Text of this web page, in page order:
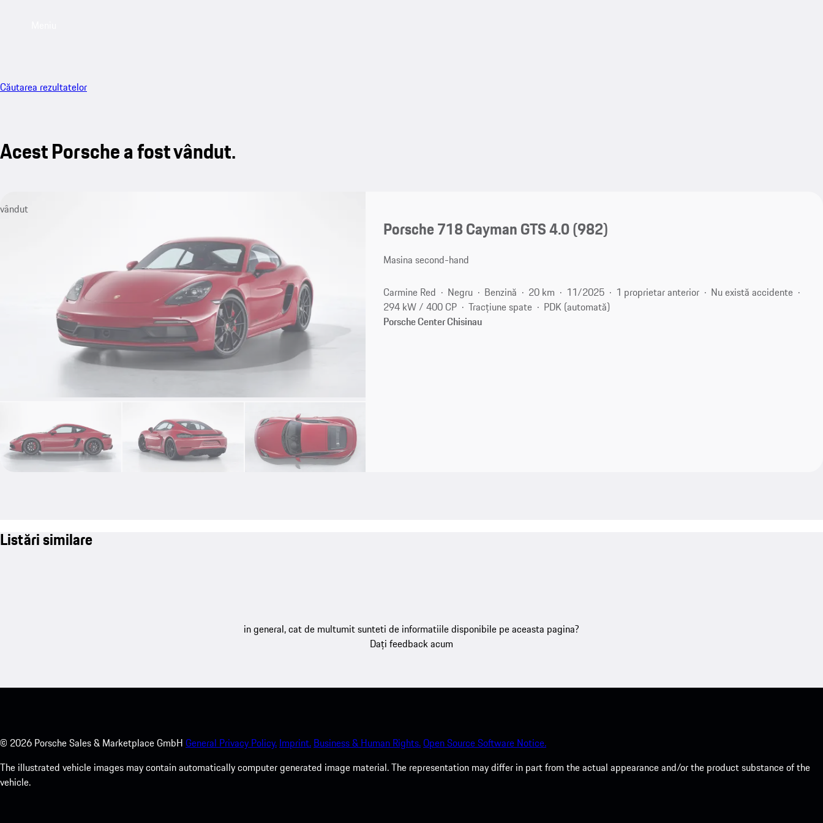
Căutarea rezultatelor
Acest Porsche a fost vândut.
vândut
Porsche 718 Cayman GTS 4.0(982)
Masina second-hand
Carmine Red Negru Benzină 20 km 11/2025 1 proprietar anterior
Nu există accidente
294 kW / 400 CP
Tracțiune spate
PDK (automată)
Porsche Center Chisinau
Listări similare
in general, cat de multumit sunteti de informatiile disponibile pe aceasta pagina?
Dați feedback acum
© 2026 Porsche Sales & Marketplace GmbH General Privacy Policy. Imprint. Business & Human Rights.Open Source Software Notice.
The illustrated vehicle images may contain automatically computer generated image material. The representation may differ in part from the actual appearance and/or the product substance of the
vehicle.